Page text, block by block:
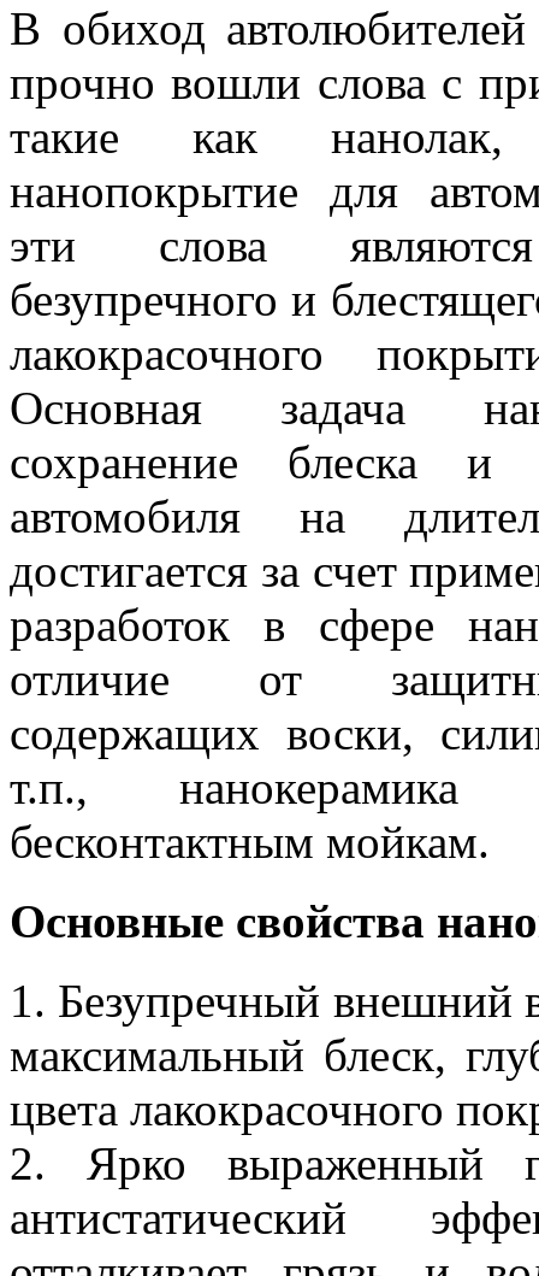
В обиход
прочно вошли слова с
такие как нанолак,
нанопокрытие для
эти слова
безупречного и
лакокрасочного
Основная задача
сохранение блеска и
автомобиля на
достигается за счет
разработок в сфере
отличие от
содержащих воски,
т.п., нанокерамика
бесконтактным мойкам.
Основные свойства
1. Безупречный внешний
максимальный блеск,
цвета лакокрасочного
2. Ярко выраженный
антистатический